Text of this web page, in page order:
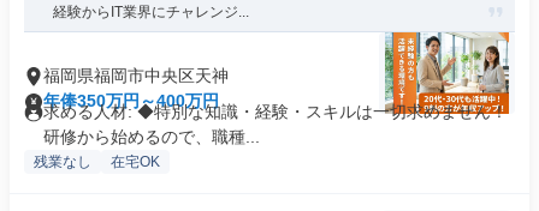
経験からIT業界にチャレンジ...
福岡県福岡市中央区天神
年俸350万円～400万円
求める人材: ◆特別な知識・経験・スキルは一切求めません！
研修から始めるので、職種...
残業なし 在宅OK